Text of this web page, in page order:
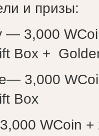
и призы:
— 3,000
Box +
3,000
Box
WCoin